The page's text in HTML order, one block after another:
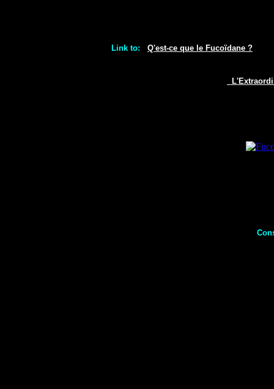
Link to: Q'est-ce que le Fucoïdane ?